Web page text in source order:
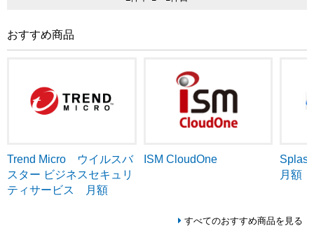
おすすめ商品
Trend Micro ウイルスバ
スター ビジネスセキュリ
ティサービス 月額
ISM CloudOne
月額
すべてのおすすめ商品を見る